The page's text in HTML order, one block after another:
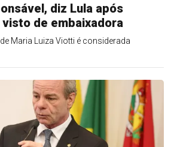
diz Lula após
de embaixadora
Maria Luiza Viotti é considerada